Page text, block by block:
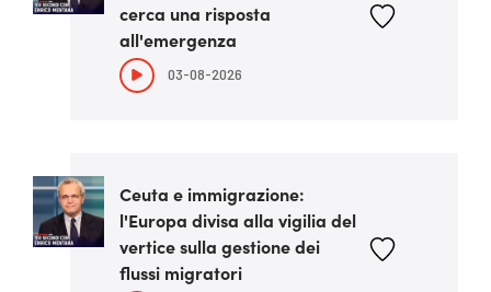
cerca una risposta
all'emergenza
03-08-2026
Ceuta e immigrazione:
l'Europa divisa alla vigilia del
vertice sulla gestione dei
flussi migratori